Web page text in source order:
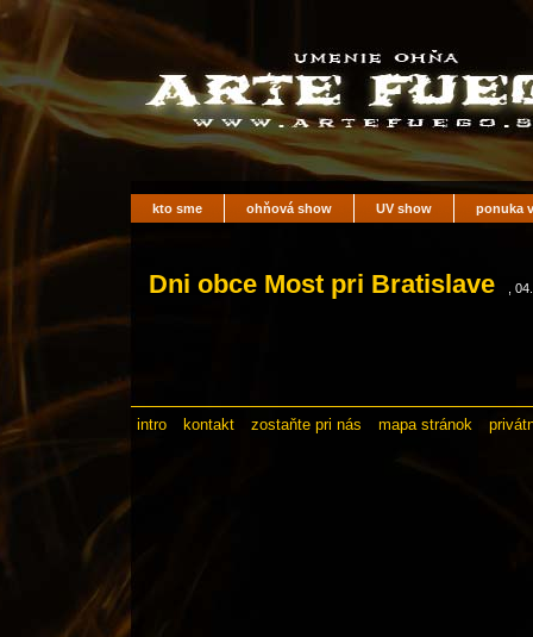
kto sme ohňová show UV show ponuka
Dni obce Most pri Bratislave ,
intro kontakt zostaňte pri nás mapa stránok